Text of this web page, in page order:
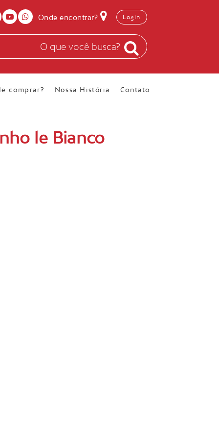
Onde encontrar? Login
comprar? Nossa História Contato
le Bianco